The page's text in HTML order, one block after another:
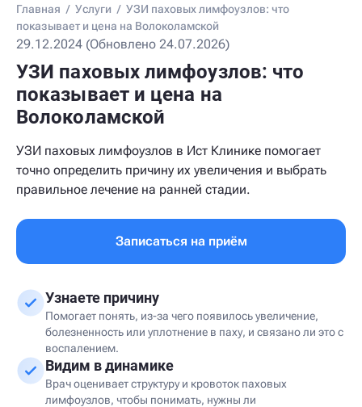
Главная / Услуги / УЗИ паховых лимфоузлов: что
показывает и цена на Волоколамской
29.12.2024 (Обновлено 24.07.2026)
УЗИ паховых лимфоузлов: что
показывает и цена на
Волоколамской
УЗИ паховых лимфоузлов в Ист Клинике помогает
точно определить причину их увеличения и выбрать
правильное лечение на ранней стадии.
Записаться на приём
Узнаете причину
Помогает понять, из-за чего появилось увеличение,
болезненность или уплотнение в паху, и связано ли это с
воспалением.
Видим в динамике
Врач оценивает структуру и кровоток паховых
лимфоузлов, чтобы понимать, нужны ли